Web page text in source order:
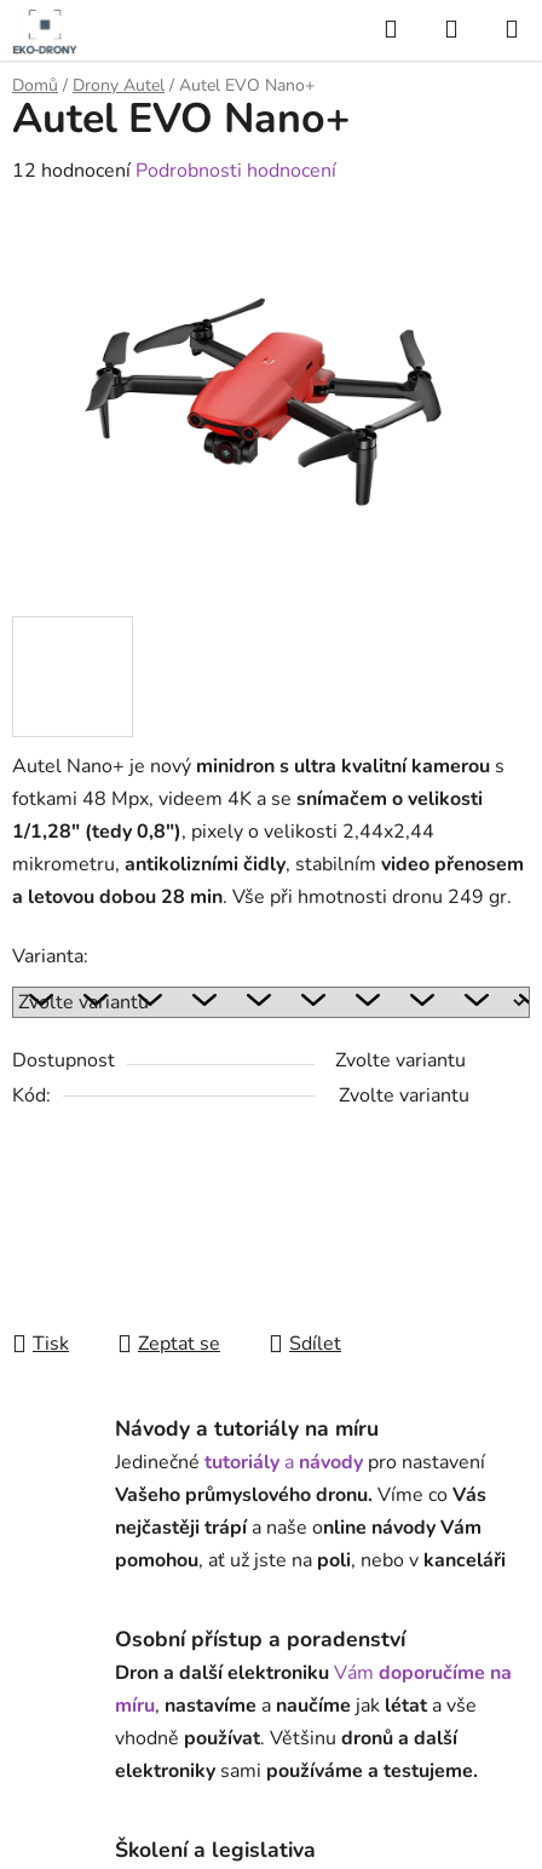
Přejít
obsah
Hledat
KOŠÍK
Domů / Drony Autel / Autel EVO Nano+
Autel Nano+ je nový minidron s ultra kvalitní kamerou s
fotkami 48 Mpx, videem 4K a se snímačem o velikosti
1/1,28" (tedy 0,8"), pixely o velikosti 2,44x2,44
mikrometru, antikolizními čidly, stabilním video přenosem
a letovou dobou 28 min. Vše při hmotnosti dronu 249 gr.
Varianta:
Dostupnost
Zvolte variantu
Kód:
Zvolte variantu
Tisk Zeptat se Sdílet
Autel EVO Nano+
Průměrné
hvězdiček.
12 hodnocení Podrobnosti hodnocení
Návody a tutoriály na míru
Jedinečné tutoriály a návody pro nastavení
Vašeho průmyslového dronu. Víme coVás
nejčastěji trápía naše online návody Vám
pomohou, ať už jste na poli, nebo v kanceláři
Osobní přístup a poradenství
Dron a další elektronikuVám doporučíme na
míru, nastavíme a naučíme jak létata vše
vhodně používat. Většinu dronů a další
elektroniky sami používáme a testujeme.
Školení a legislativa